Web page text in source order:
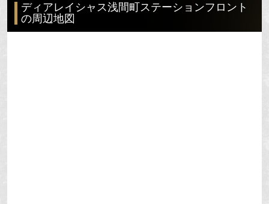
ディアレイシャス浅間町ステーションフロント
の周辺地図